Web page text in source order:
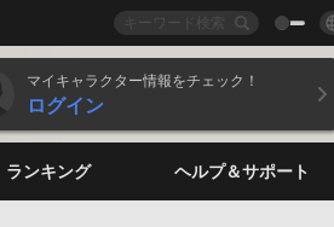
マイキャラクター情報をチェック！
ログイン
ランキング ヘルプ＆サポート